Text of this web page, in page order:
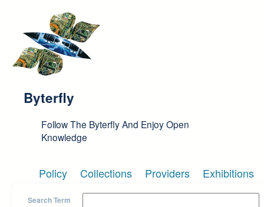
Byterfly
Follow The Byterfly And Enjoy Open
Knowledge
Policy Collections Providers Exhibitions
Search Term